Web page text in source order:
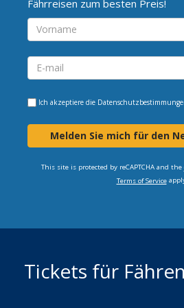
Fährreisen zum besten Preis!
Ich akzeptiere die
Melden Sie mich für den
This site is protected by reCAPTCHA and the
Terms of Service
Tickets für